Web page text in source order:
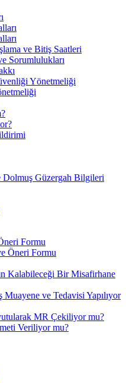
ve Bitiş Saatleri
Sorumlulukları
Yönetmeliği
Dolmuş Güzergah Bilgileri
Formu
Öneri Formu
Kalabileceği Bir Misafirhane
Muayene ve Tedavisi Yapılıyor
MR Çekiliyor mu?
Veriliyor mu?